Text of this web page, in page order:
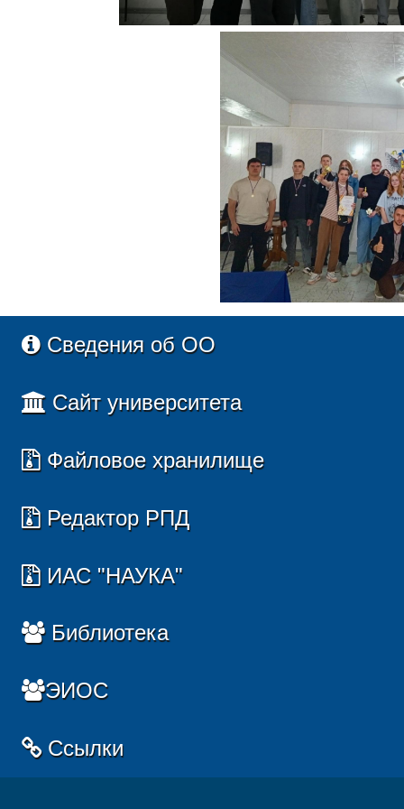
Сведения об ОО
Сайт университета
Файловое хранилище
Редактор РПД
ИАС "НАУКА"
Библиотека
ЭИОС
Ссылки